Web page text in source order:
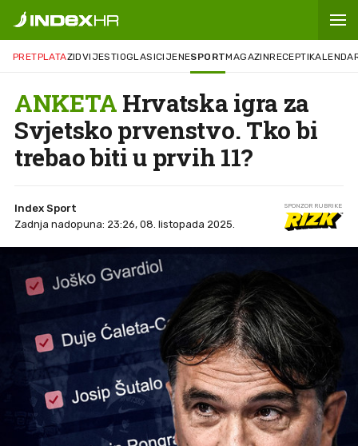
PRETPLATAZIDVIJESTIOGLASICIJENESPORTMAGAZINRECEPTI
ANKETA Hrvatska igra za
Svjetsko prvenstvo. Tko bi
trebao biti u prvih 11?
Index Sport
Zadnja nadopuna: 23:26, 08. listopada 2025.
SPONZOR RUBRIKE